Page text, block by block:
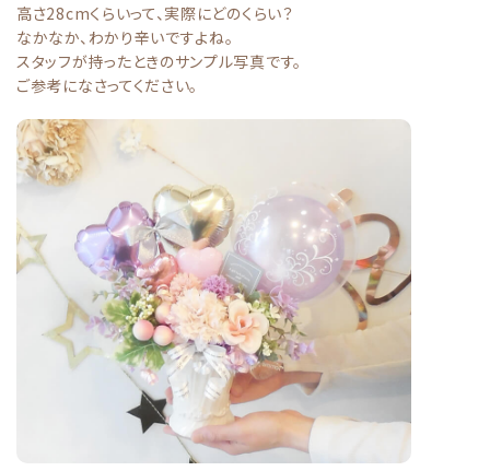
高さ28cmくらいって、実際にどのくらい？
なかなか、わかり辛いですよね。
スタッフが持ったときのサンプル写真です。
ご参考になさってください。